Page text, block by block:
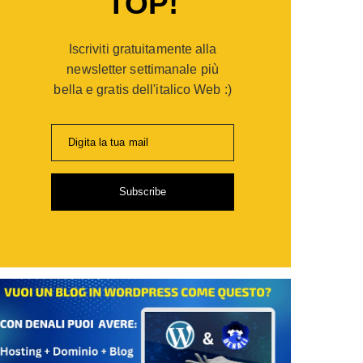
Iscriviti gratuitamente alla
newsletter settimanale più
bella e gratis dell'italico Web :)
Digita la tua mail
Subscribe